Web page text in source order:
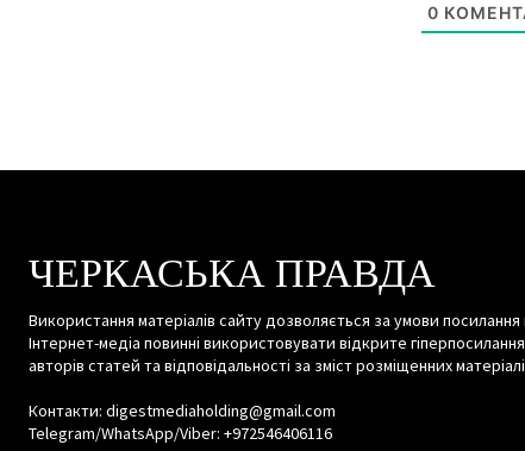
0
ЧЕРКАСЬКА ПРАВДА
Використання матеріалів сайту дозволяється за умови
Інтернет-медіа повинні використовувати відкрите
авторів статей та відповідальності за зміст розміщенних
Контакти: digestmediaholding@gmail.com
Telegram/WhatsApp/Viber: +972546406116